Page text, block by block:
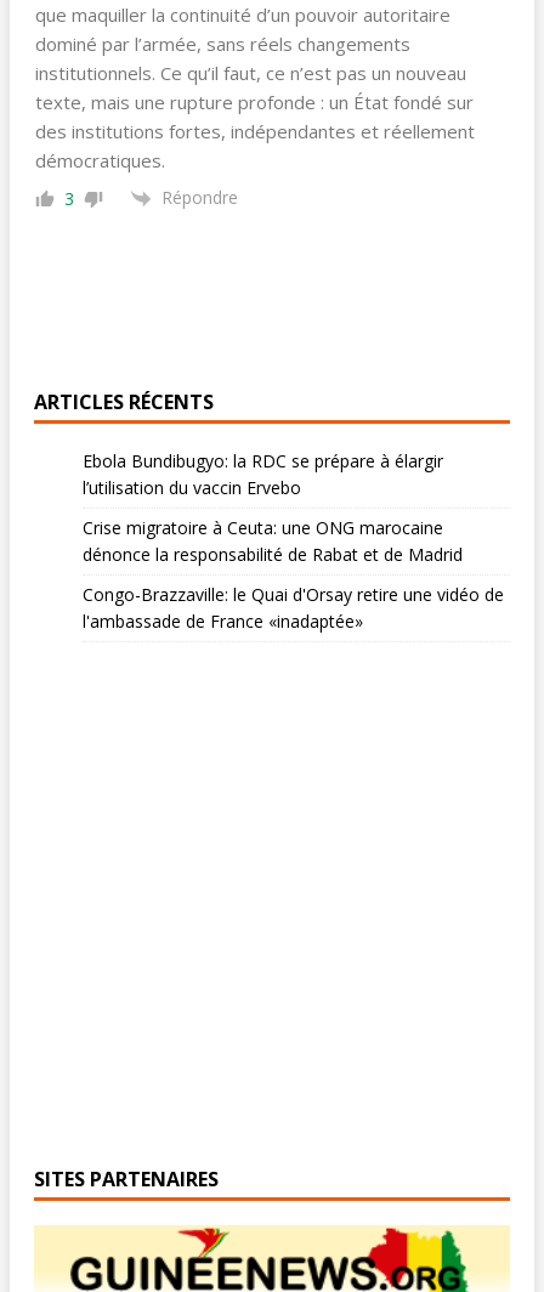
que maquiller la continuité d’un pouvoir autoritaire
dominé par l’armée, sans réels changements
institutionnels. Ce qu’il faut, ce n’est pas un nouveau
texte, mais une rupture profonde : un État fondé sur
des institutions fortes, indépendantes et réellement
démocratiques.
3 Répondre
ARTICLES RÉCENTS
Ebola Bundibugyo: la RDC se prépare à élargir
l’utilisation du vaccin Ervebo
Crise migratoire à Ceuta: une ONG marocaine
dénonce la responsabilité de Rabat et de Madrid
Congo-Brazzaville: le Quai d'Orsay retire une vidéo de
l'ambassade de France «inadaptée»
SITES PARTENAIRES